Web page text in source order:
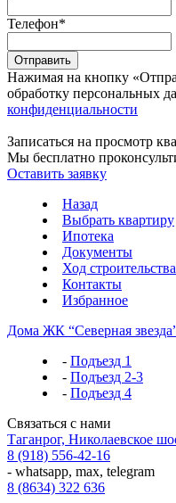
Телефон*
Отправить
Нажимая на кнопку
обработку персональных
конфиденциальности
Записаться на просмотр
Мы бесплатно
Оставить заявку
Назад
Выбрать квартиру
Ипотека
Документы
Ход строительства
Контакты
Избранное
Дома ЖК “Северная
- Подъезд 1
- Подъезд 2-3
- Подъезд 4
Связаться с нами
Таганрог, Николаевское
8 (918) 556-42-16
- whatsapp, max, telegram
8 (8634) 322 636